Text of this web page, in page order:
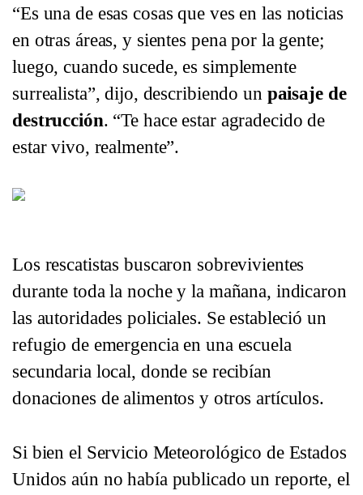
“Es una de esas cosas que ves en las noticias
en otras áreas, y sientes pena por la gente;
luego, cuando sucede, es simplemente
surrealista”, dijo, describiendo un paisaje de
destrucción. “Te hace estar agradecido de
estar vivo, realmente”.
Los rescatistas buscaron sobrevivientes
durante toda la noche y la mañana, indicaron
las autoridades policiales. Se estableció un
refugio de emergencia en una escuela
secundaria local, donde se recibían
donaciones de alimentos y otros artículos.
Si bien el Servicio Meteorológico de Estados
Unidos aún no había publicado un reporte, el